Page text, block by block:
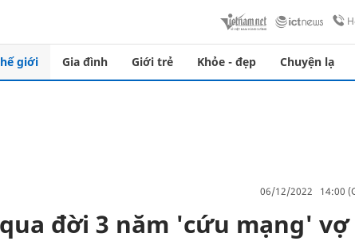
giới Gia đình Giới trẻ Khỏe - đẹp Chuyện lạ
06/12/2022 14:00
đời 3 năm 'cứu mạng' vợ